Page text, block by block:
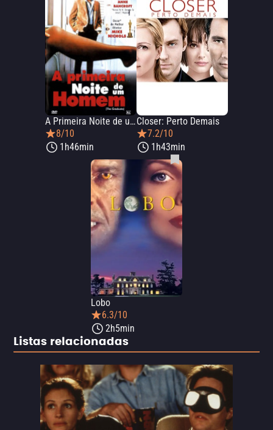
A Primeira Noite de um Homem
8/10
1h46min
Closer: Perto Demais
7.2/10
1h43min
Lobo
6.3/10
2h5min
Listas relacionadas